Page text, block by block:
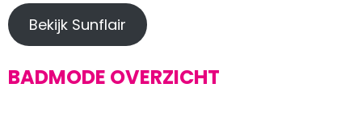
Bekijk Sunflair
BADMODE OVERZICHT